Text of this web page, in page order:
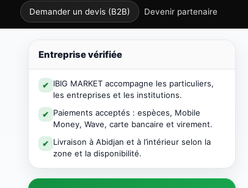
Demander un devis (B2B) Devenir partenaire
Entreprise vérifiée
✔ IBIG MARKET accompagne les particuliers,
les entreprises et les institutions.
✔ Paiements acceptés : espèces, Mobile
Money, Wave, carte bancaire et virement.
✔ Livraison à Abidjan et à l’intérieur selon la
zone et la disponibilité.